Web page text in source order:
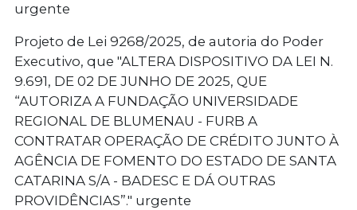
urgente
Projeto de Lei 9268/2025, de autoria do Poder
Executivo, que "ALTERA DISPOSITIVO DA LEI N.
9.691, DE 02 DE JUNHO DE 2025, QUE
“AUTORIZA A FUNDAÇÃO UNIVERSIDADE
REGIONAL DE BLUMENAU - FURB A
CONTRATAR OPERAÇÃO DE CRÉDITO JUNTO À
AGÊNCIA DE FOMENTO DO ESTADO DE SANTA
CATARINA S/A - BADESC E DÁ OUTRAS
PROVIDÊNCIAS”." urgente